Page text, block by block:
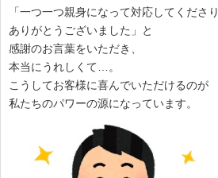
「一つ一つ親身になって対応してくださり
ありがとうございました」と
感謝のお言葉をいただき、
本当にうれしくて…。
こうしてお客様に喜んでいただけるのが
私たちのパワーの源になっています。